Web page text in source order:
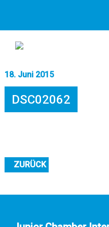
18. Juni 2015
DSC02062
ZURÜCK